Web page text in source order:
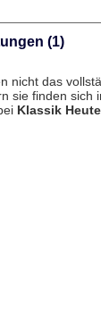
(1)
nicht das
sie finden sich
Klassik Heute